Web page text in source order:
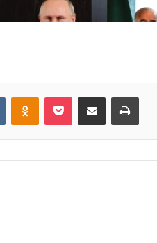
VKontakteOdnoklassniki
Pocket Share via Email Print